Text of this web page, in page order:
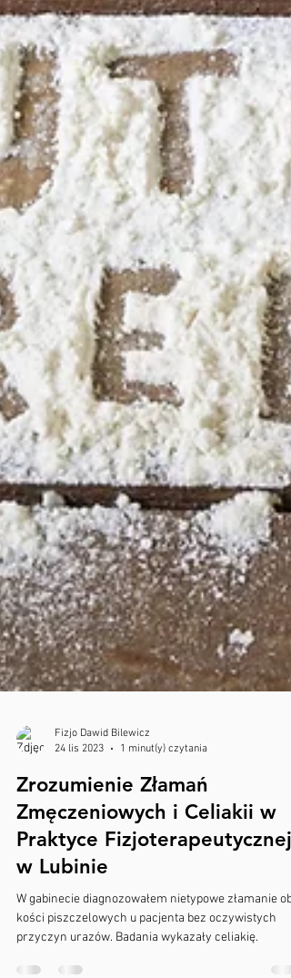
Fizjo Dawid Bilewicz
24 lis 2023
1 minut(y) czytania
Zmęczeniowych i Celiakii w
Praktyce Fizjoterapeutycznej
w Lubinie